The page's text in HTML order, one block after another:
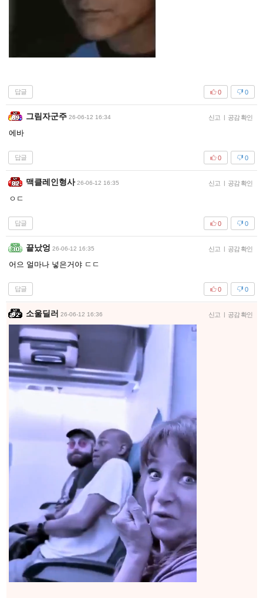
답글 0
0
그림자군주 26-06-12 16:34 신고 | 공감 확인
에바
답글 0
0
맥클레인형사 26-06-12 16:35 신고 | 공감 확인
ㅇㄷ
답글 0
0
끝났엉 26-06-12 16:35 신고 | 공감 확인
어으 얼마나 넣은거야 ㄷㄷ
답글 0
0
소울딜러 26-06-12 16:36 신고 | 공감 확인